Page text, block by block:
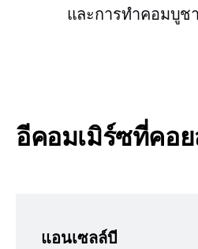
และการทำคอมบูช
อีคอมเมิร์ซที่ค
แอนเซลล์บี